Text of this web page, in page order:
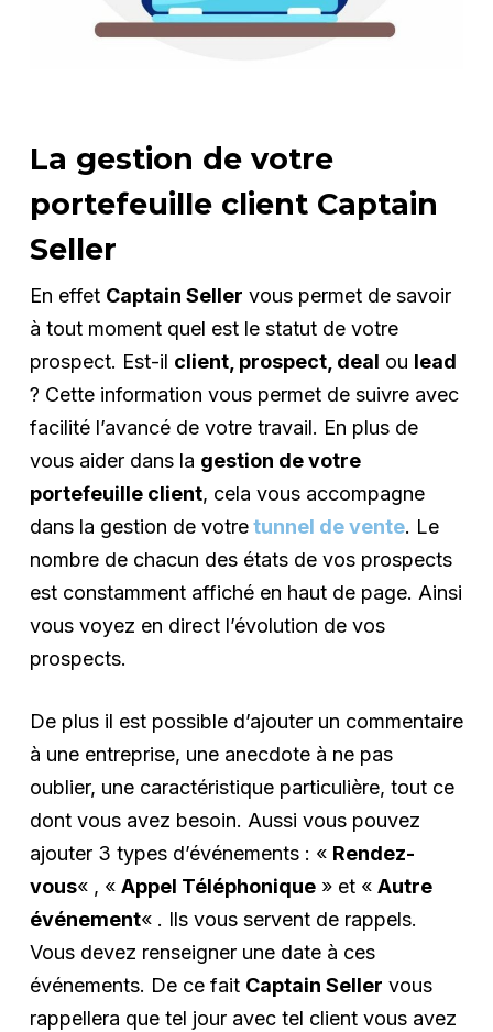
La gestion de votre
portefeuille client Captain
Seller
En effet Captain Seller vous permet de savoir
à tout moment quel est le statut de votre
prospect. Est-il client, prospect, deal ou lead
? Cette information vous permet de suivre avec
facilité l’avancé de votre travail. En plus de
vous aider dans la gestion de votre
portefeuille client, cela vous accompagne
dans la gestion de votretunnel de vente. Le
nombre de chacun des états de vos prospects
est constamment affiché en haut de page. Ainsi
vous voyez en direct l’évolution de vos
prospects.
De plus il est possible d’ajouter un commentaire
à une entreprise, une anecdote à ne pas
oublier, une caractéristique particulière, tout ce
dont vous avez besoin. Aussi vous pouvez
ajouter 3 types d’événements : « Rendez-
vous« , « Appel Téléphonique» et « Autre
événement« . Ils vous servent de rappels.
Vous devez renseigner une date à ces
événements. De ce fait Captain Seller vous
rappellera que tel jour avec tel client vous avez